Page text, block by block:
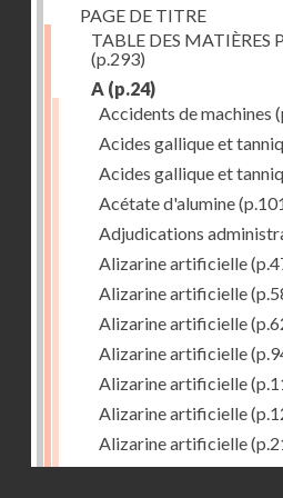
PAGE DE TITRE
TABLE DES MATIÈRES
(p.293)
A (p.24)
Accidents de machines
Acides gallique et
Acides gallique et
Acétate d'alumine
Adjudications
Alizarine artificielle
Alizarine artificielle
Alizarine artificielle
Alizarine artificielle
Alizarine artificielle
Alizarine artificielle
Alizarine artificielle
Alizarine artificielle